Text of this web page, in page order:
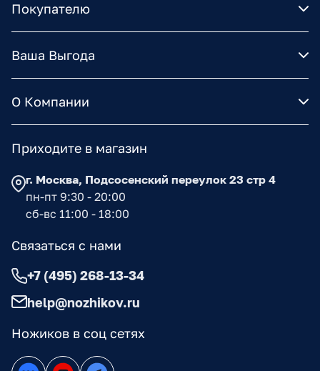
Покупателю
Ваша Выгода
О Компании
Ножиков в соц сетях
Приходите в магазин
г. Москва, Подсосенский переулок 23 стр 4
пн-пт 9:30 - 20:00
сб-вс 11:00 - 18:00
Связаться с нами
+7 (495) 268-13-34
help@nozhikov.ru